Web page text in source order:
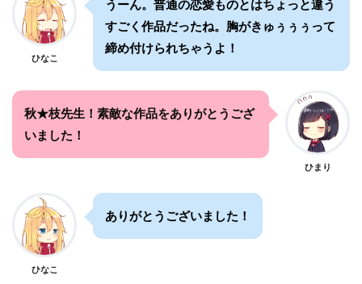
ひなこ
うーん。普通の恋愛ものとはちょっと違う
すごく作品だったね。胸がきゅぅぅぅって
締め付けられちゃうよ！
秋★枝先生！素敵な作品をありがとうござ
いました！
ひまり
ひなこ
ありがとうございました！